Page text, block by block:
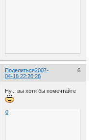
Поделиться 6
2007-
04-18 22:20:28
Ну... вы хотя бы помечтайте
0